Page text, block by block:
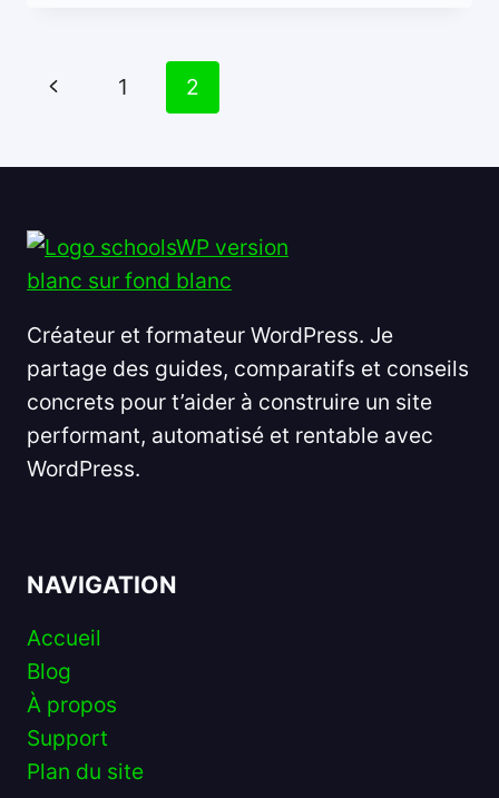
Navigation
Page
1 2
Créateur et formateur WordPress. Je
partage des guides, comparatifs et conseils
concrets pour t’aider à construire un site
performant, automatisé et rentable avec
WordPress.
NAVIGATION
Accueil
Blog
À propos
Support
Plan du site